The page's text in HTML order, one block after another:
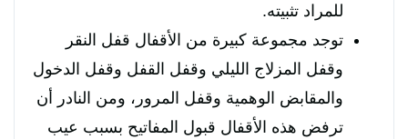
للمراد تثبيته.
توجد مجموعة كبيرة من الأقفال قفل النقر
وقفل المزلاج الليلي وقفل القفل وقفل الدخول
والمقابض الوهمية وقفل المرور، ومن النادر أن
ترفض هذه الأقفال قبول المفاتيح بسبب عيب